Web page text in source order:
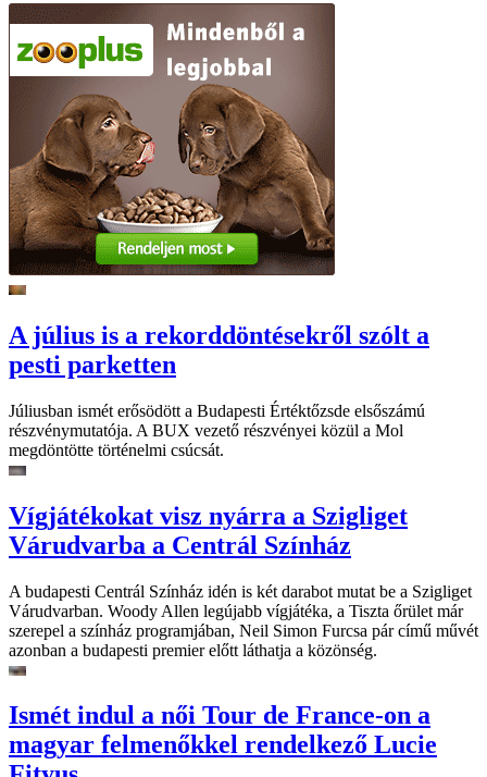
A július is a rekorddöntésekről szólt a
pesti parketten
Júliusban ismét erősödött a Budapesti Értéktőzsde elsőszámú
részvénymutatója. A BUX vezető részvényei közül a Mol
megdöntötte történelmi csúcsát.
Vígjátékokat visz nyárra a Szigliget
Várudvarba a Centrál Színház
A budapesti Centrál Színház idén is két darabot mutat be a Szigliget
Várudvarban. Woody Allen legújabb vígjátéka, a Tiszta őrület már
szerepel a színház programjában, Neil Simon Furcsa pár című művét
azonban a budapesti premier előtt láthatja a közönség.
Ismét indul a női Tour de France-on a
magyar felmenőkkel rendelkező Lucie